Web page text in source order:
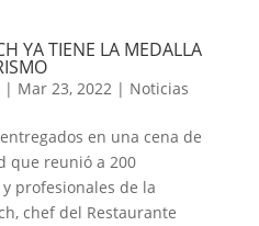
YA TIENE LA MEDALLA
| Mar 23, 2022| Noticias
en una cena de
que reunió a 200
profesionales de la
chef del Restaurante